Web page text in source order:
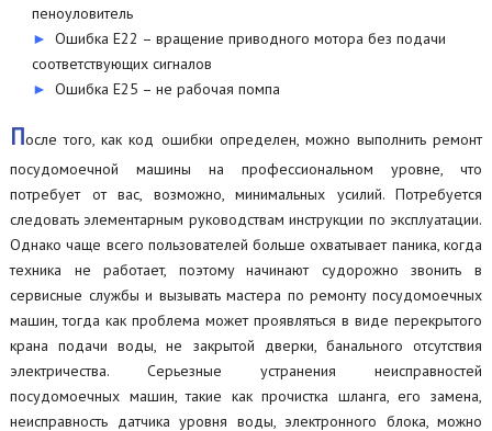
пеноуловитель
Ошибка Е22 – вращение приводного мотора без подачи
соответствующих сигналов
Ошибка Е25 – не рабочая помпа
П осле того, как код ошибки определен, можно выполнить ремонт
посудомоечной машины на профессиональном уровне, что
потребует от вас, возможно, минимальных усилий. Потребуется
следовать элементарным руководствам инструкции по эксплуатации.
Однако чаще всего пользователей больше охватывает паника, когда
техника не работает, поэтому начинают судорожно звонить в
сервисные службы и вызывать мастера по ремонту посудомоечных
машин, тогда как проблема может проявляться в виде перекрытого
крана подачи воды, не закрытой дверки, банального отсутствия
электричества. Серьезные устранения неисправностей
посудомоечных машин, такие как прочистка шланга, его замена,
неисправность датчика уровня воды, электронного блока, можно